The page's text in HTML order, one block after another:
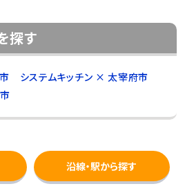
探す
システムキッチン × 太宰府市
沿線・駅から探す